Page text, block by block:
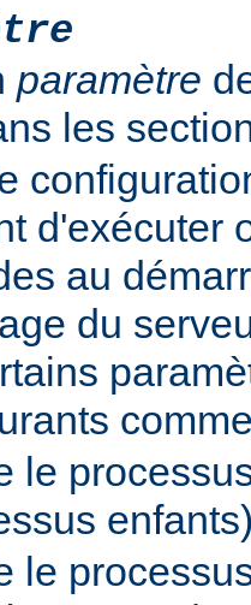
paramètre
les
d'exécuter
au
du
le
le